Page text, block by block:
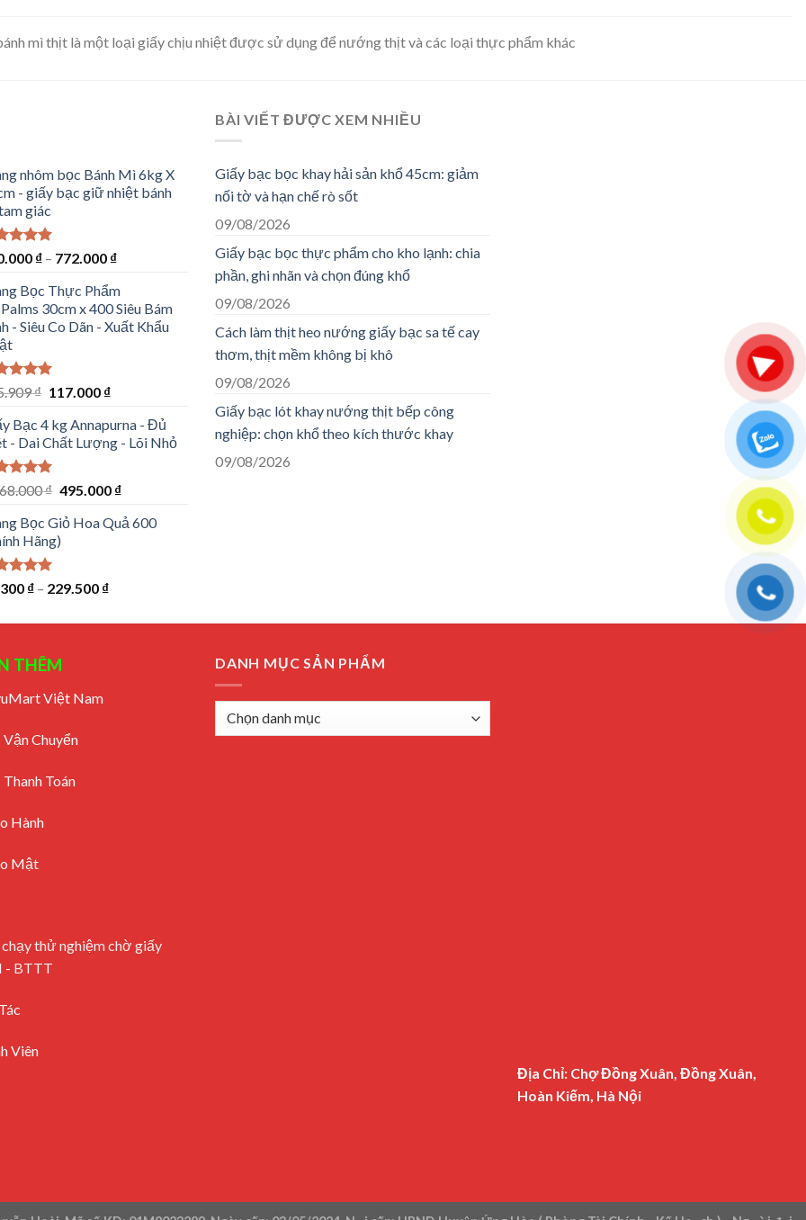
mì thịt là một loại giấy chịu nhiệt được sử dụng để nướng thịt và các loại thực phẩm khác
nhôm bọc Bánh Mì 6kg X
- giấy bạc giữ nhiệt bánh
giác
xếp₫ – 772.000 ₫
Bọc Thực Phẩm
30cm x 400 Siêu Bám
- Siêu Co Dãn - Xuất Khẩu
xếp
₫ Giá
là:
265.909 ₫.
117.000 ₫Giá
tại
là:
Bạc 4 kg Annapurna - Đủ
- Dai Chất Lượng - Lõi Nhỏ
xếp ₫ Giá
là:
2.368.000 ₫.
495.000 ₫Giá
tại
Bọc Giỏ Hoa Quả 600
Hãng)
xếp
₫ – 229.500 ₫
BÀI VIẾT ĐƯỢC XEM NHIỀU
Giấy bạc bọc khay hải sản khổ 45cm: giảm
nối tờ và hạn chế rò sốt
09/08/2026
Giấy bạc bọc thực phẩm cho kho lạnh: chia
phần, ghi nhãn và chọn đúng khổ
09/08/2026
Cách làm thịt heo nướng giấy bạc sa tế cay
thơm, thịt mềm không bị khô
09/08/2026
Giấy bạc lót khay nướng thịt bếp công
nghiệp: chọn khổ theo kích thước khay
09/08/2026
THÊM
Việt Nam
Chuyển
Toán
Hành
Mật
thử nghiệm chờ giấy
- BTTT
Viên
DANH MỤC SẢN PHẨM
Địa Chỉ: Chợ Đồng Xuân, Đồng Xuân,
Hoàn Kiếm, Hà Nội